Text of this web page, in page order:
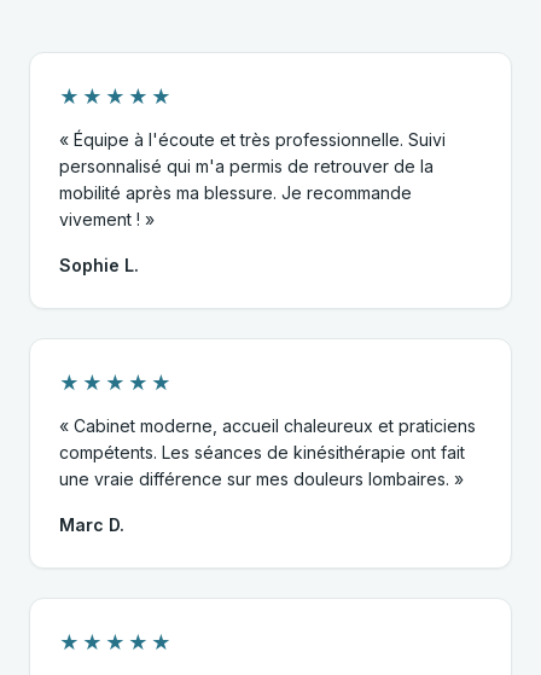
★★★★★
« Équipe à l'écoute et très professionnelle. Suivi
personnalisé qui m'a permis de retrouver de la
mobilité après ma blessure. Je recommande
vivement ! »
Sophie L.
★★★★★
« Cabinet moderne, accueil chaleureux et praticiens
compétents. Les séances de kinésithérapie ont fait
une vraie différence sur mes douleurs lombaires. »
Marc D.
★★★★★